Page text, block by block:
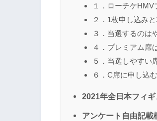
１．ローチケ
２．1枚申し込み
３．当選するのは
４．プレミアム席
５．当選しやすい
６．C席に申し込
2021年全日本フィ
アンケート自由記載